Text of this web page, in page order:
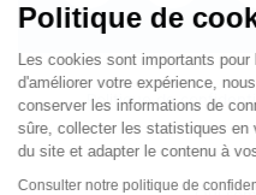
Politique de
Les cookies sont importants
d'améliorer votre expérience,
conserver les informations de
sûre, collecter les statistiques
du site et adapter le contenu à
Consulter notre politique de
PIED
DE
PAGE
Politique de